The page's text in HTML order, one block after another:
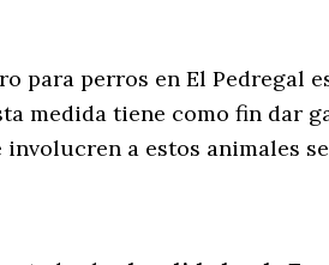
para perros en El Pedregal
medida tiene como fin dar
a estos animales